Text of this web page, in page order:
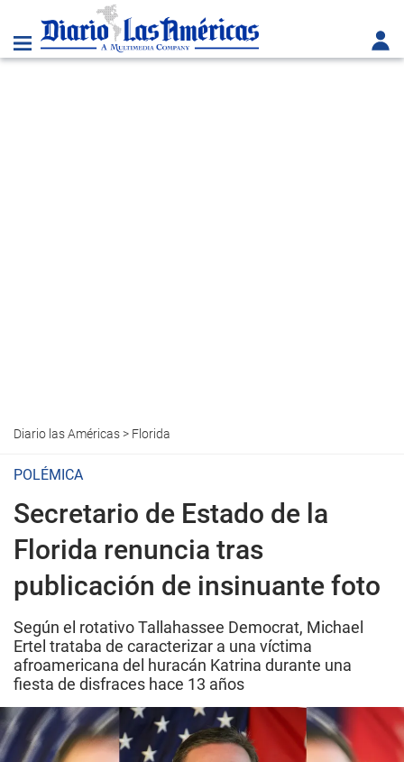
Diario las Américas> Florida
POLÉMICA
Secretario de Estado de la
Florida renuncia tras
publicación de insinuante foto
Según el rotativo Tallahassee Democrat, Michael
Ertel trataba de caracterizar a una víctima
afroamericana del huracán Katrina durante una
fiesta de disfraces hace 13 años